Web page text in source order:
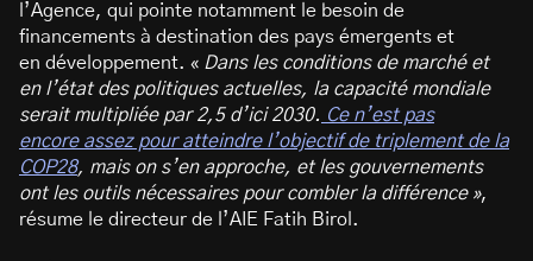
l’Agence, qui pointe notamment le besoin de
financements à destination des pays émergents et
en développement. « Dans les conditions de marché et
en l’état des politiques actuelles, la capacité mondiale
serait multipliée par 2,5 d’ici 2030. Ce n’est pas
encore assez pour atteindre l’objectif de triplement de la
COP28, mais on s’en approche, et les gouvernements
ont les outils nécessaires pour combler la différence »,
résume le directeur de l’AIE Fatih Birol.